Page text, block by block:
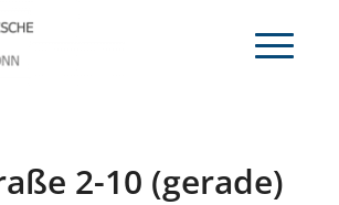
2-10 (gerade)